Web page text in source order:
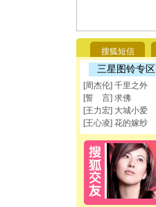
搜狐短信
三星图铃专区
[周杰伦] 千里之外
[誓 言] 求佛
[王力宏] 大城小爱
[王心凌] 花的嫁纱